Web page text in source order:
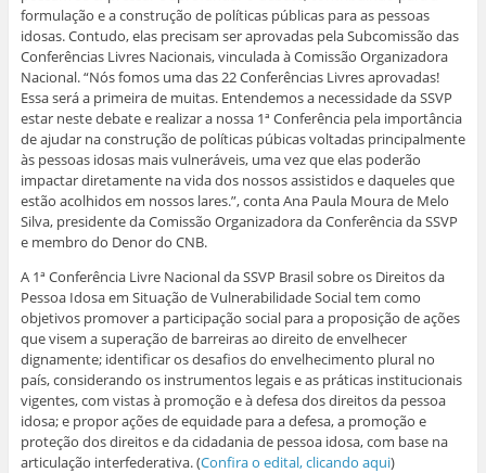
formulação e a construção de políticas públicas para as pessoas
idosas. Contudo, elas precisam ser aprovadas pela Subcomissão das
Conferências Livres Nacionais, vinculada à Comissão Organizadora
Nacional. “Nós fomos uma das 22 Conferências Livres aprovadas!
Essa será a primeira de muitas. Entendemos a necessidade da SSVP
estar neste debate e realizar a nossa 1ª Conferência pela importância
de ajudar na construção de políticas púbicas voltadas principalmente
às pessoas idosas mais vulneráveis, uma vez que elas poderão
impactar diretamente na vida dos nossos assistidos e daqueles que
estão acolhidos em nossos lares.”, conta Ana Paula Moura de Melo
Silva, presidente da Comissão Organizadora da Conferência da SSVP
e membro do Denor do CNB.
A 1ª Conferência Livre Nacional da SSVP Brasil sobre os Direitos da
Pessoa Idosa em Situação de Vulnerabilidade Social tem como
objetivos promover a participação social para a proposição de ações
que visem a superação de barreiras ao direito de envelhecer
dignamente; identificar os desafios do envelhecimento plural no
país, considerando os instrumentos legais e as práticas institucionais
vigentes, com vistas à promoção e à defesa dos direitos da pessoa
idosa; e propor ações de equidade para a defesa, a promoção e
proteção dos direitos e da cidadania de pessoa idosa, com base na
articulação interfederativa. (Confira o edital, clicando aqui)